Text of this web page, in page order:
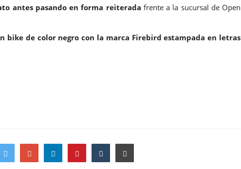
antes pasando en forma reiterada frente a la sucursal de Open
bike de color negro con la marca Firebird estampada en letras